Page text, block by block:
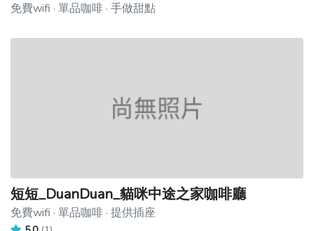
免費wifi · 單品咖啡 · 手做甜點
短短_DuanDuan_貓咪中途之家咖啡廳
免費wifi · 單品咖啡 · 提供插座